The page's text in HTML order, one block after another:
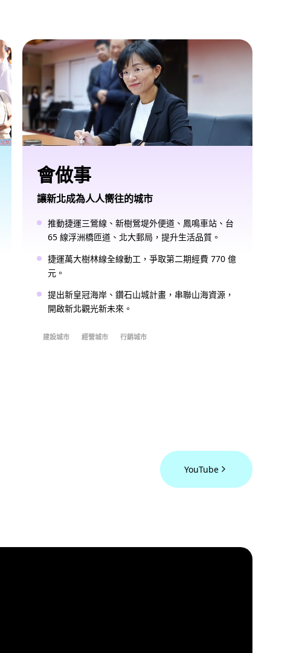
會做事
讓新北成為人人嚮往的城市
推動捷運三鶯線、新樹鶯堤外便道、鳳鳴車站、台
65 線浮洲橋匝道、北大郵局，提升生活品質。
捷運萬大樹林線全線動工，爭取第二期經費 770 億
元。
提出新皇冠海岸、鑽石山城計畫，串聯山海資源，
開啟新北觀光新未來。
建設城市 經營城市 行銷城市
YouTube